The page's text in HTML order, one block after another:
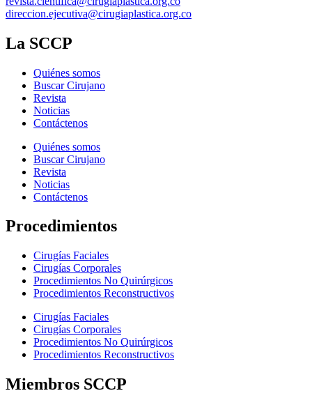
direccion.ejecutiva@cirugiaplastica.org.co
La SCCP
Quiénes somos
Buscar Cirujano
Revista
Noticias
Contáctenos
Quiénes somos
Buscar Cirujano
Revista
Noticias
Contáctenos
Procedimientos
Cirugías Faciales
Cirugías Corporales
Procedimientos No Quirúrgicos
Procedimientos Reconstructivos
Cirugías Faciales
Cirugías Corporales
Procedimientos No Quirúrgicos
Procedimientos Reconstructivos
Miembros SCCP